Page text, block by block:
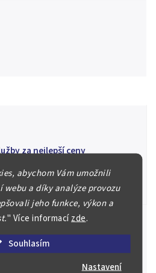
abychom Vám umožnili
a díky analýze provozu
jeho funkce, výkon a
" Více informacízde.
Souhlasím
Nastavení
za nejlepší ceny
Vašeho materiálu, prodáme v naší
poradíme kam investovat.
nepřetržitě již od roku 2000
aukcích prodali významné sbírky i